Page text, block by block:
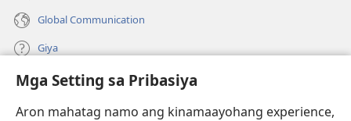
Mga Setting sa Pribasiya
Aron mahatag namo ang kinamaayohang experience,
Global Communication
Giya
Donasyon
(mo-
open